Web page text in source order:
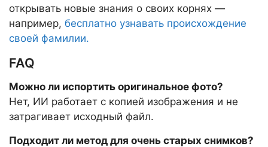
открывать новые знания о своих корнях —
например, бесплатно узнавать происхождение
своей фамилии.
FAQ
Можно ли испортить оригинальное фото?
Нет, ИИ работает с копией изображения и не
затрагивает исходный файл.
Подходит ли метод для очень старых снимков?